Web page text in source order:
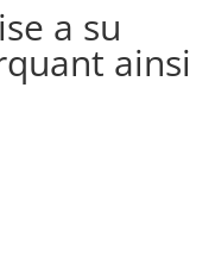
a su
ainsi